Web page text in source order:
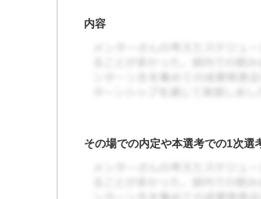
内容
その場での内定や本選考での1次選